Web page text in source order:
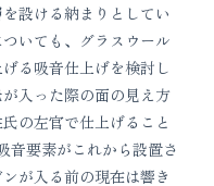
設ける納まりとしてい
いても、グラスウール
る吸音仕上げを検討し
入った際の面の見え方
の左官で仕上げること
音要素がこれから設置さ
が入る前の現在は響き